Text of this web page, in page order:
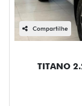
Compartilhe
TITANO